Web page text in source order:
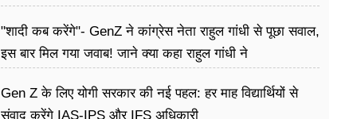
"शादी कब करेंगे"- GenZ ने कांग्रेस नेता राहुल गांधी से पूछा सवाल,
इस बार मिल गया जवाब! जाने क्या कहा राहुल गांधी ने
Gen Z के लिए योगी सरकार की नई पहल: हर माह विद्यार्थियों से
संवाद करेंगे IAS-IPS और IFS अधिकारी